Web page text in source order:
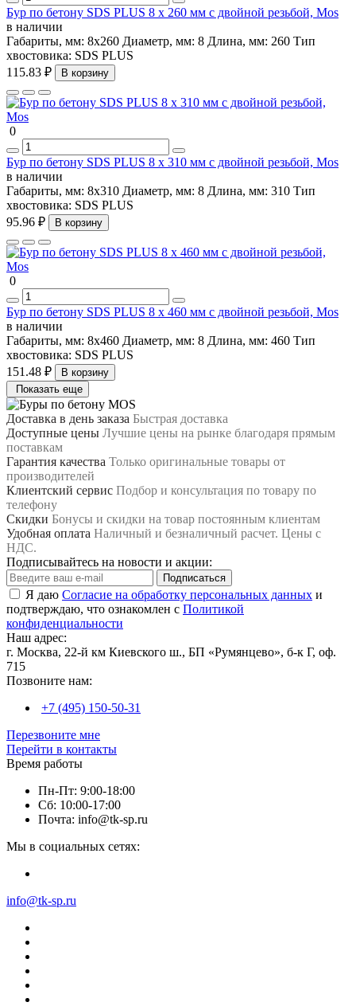
Бур по бетону SDS PLUS 8 х 260 мм с двойной резьбой, Mos
в наличии
Габариты, мм: 8x260 Диаметр, мм: 8 Длина, мм: 260 Тип
хвостовика: SDS PLUS
115.83 ₽
В корзину
0
Бур по бетону SDS PLUS 8 х 310 мм с двойной резьбой, Mos
в наличии
Габариты, мм: 8х310 Диаметр, мм: 8 Длина, мм: 310 Тип
хвостовика: SDS PLUS
95.96 ₽
В корзину
0
Бур по бетону SDS PLUS 8 х 460 мм с двойной резьбой, Mos
в наличии
Габариты, мм: 8х460 Диаметр, мм: 8 Длина, мм: 460 Тип
хвостовика: SDS PLUS
151.48 ₽
В корзину
Показать еще
Доставка в день заказа Быстрая доставка
Доступные цены Лучшие цены на рынке благодаря прямым
поставкам
Гарантия качества Только оригинальные товары от
производителей
Клиентский сервис Подбор и консультация по товару по
телефону
Скидки Бонусы и скидки на товар постоянным клиентам
Удобная оплата Наличный и безналичный расчет. Цены с
НДС.
Подписывайтесь на новости и акции:
Подписаться
Я даю Согласие на обработку персональных данных и
подтверждаю, что ознакомлен с Политикой
конфиденциальности
Наш адрес:
г. Москва, 22-й км Киевского ш., БП «Румянцево», б-к Г, оф.
715
Позвоните нам:
+7 (495) 150-50-31
Перезвоните мне
Перейти в контакты
Время работы
Пн-Пт: 9:00-18:00
Сб: 10:00-17:00
Почта: info@tk-sp.ru
Мы в социальных сетях:
info@tk-sp.ru